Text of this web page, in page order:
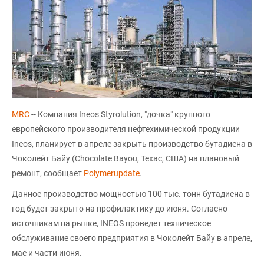
MRC-- Компания Ineos Styrolution, "дочка" крупного
европейского производителя нефтехимической продукции
Ineos, планирует в апреле закрыть производство бутадиена в
Чоколейт Байу (Chocolate Bayou, Техас, США) на плановый
ремонт, сообщает Polymerupdate.
Данное производство мощностью 100 тыс. тонн бутадиена в
год будет закрыто на профилактику до июня. Согласно
источникам на рынке, INEOS проведет техническое
обслуживание своего предприятия в Чоколейт Байу в апреле,
мае и части июня.